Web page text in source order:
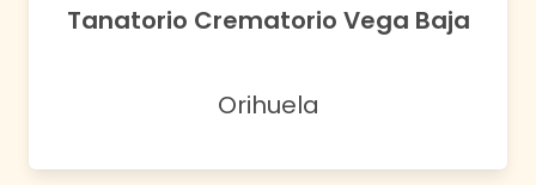
Tanatorio Crematorio Vega Baja
Orihuela